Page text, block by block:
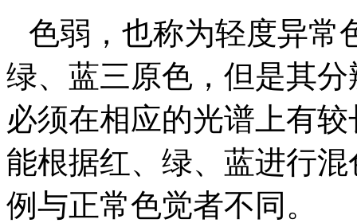
色弱，也称为轻度异常
绿、蓝三原色，但是其
必须在相应的光谱上有
能根据红、绿、蓝进行
例与正常色觉者不同。